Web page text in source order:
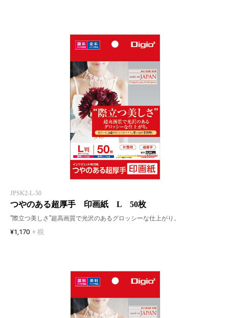
JPSK2-L-50
つやのある超厚手 印画紙 L 50枚
”際立つ美しさ”超高画質で光沢のあるグロッシーな仕上がり。
¥1,170 + 税